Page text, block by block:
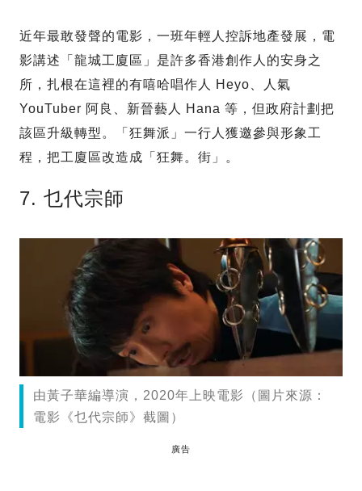
近年最敢發聲的電影，一班年輕人控訴地產發展，電
影講述「龍城工廈區」是許多香港創作人的安身之
所，扎根在這裡的有嘻哈唱作人 Heyo、人氣
YouTuber 阿良、新晉藝人 Hana 等，但政府計劃把
該區升級轉型。「狂舞派」一行人獲邀參與形象工
程，把工廈區改造成「狂舞。街」。
7. 乜代宗師
由黃子華編導演，2020年上映電影（圖片來源：
電影《乜代宗師》截圖）
廣告